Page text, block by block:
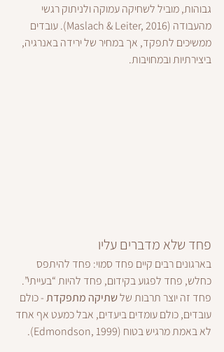
גבוהות, מוביל לשחיקה עמוקה ולניתוק רגשי
מהעבודה (Maslach & Leiter, 2016). עובדים
ממשיכים לתפקד, אך במחיר של ירידה באנרגיה,
ביצירתיות ובמחויבות.
פחד שלא מדברים עליו
בארגונים רבים קיים פחד סמוי: פחד להיתפס
כחלש, פחד לפגוע בקידום, פחד להיות “בעייתי”.
פחד זה יוצר תרבות של שתיקה מתפקדת - כולם
עובדים, כולם עומדים ביעדים, אבל כמעט אף אחד
לא באמת מרגיש בטוח (Edmondson, 1999).